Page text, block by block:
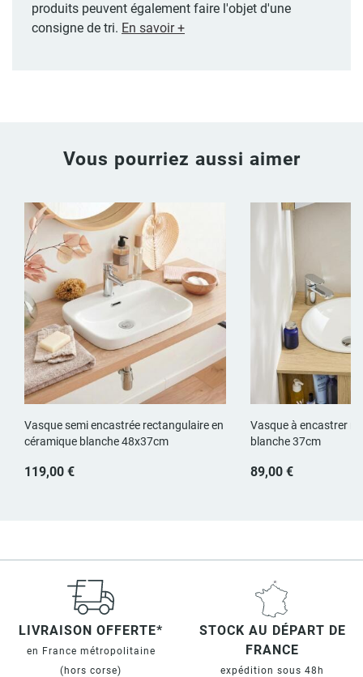
produits peuvent également faire l'objet d'une
consigne de tri. En savoir +
Vous pourriez aussi aimer
Vasque semi encastrée rectangulaire en
céramique blanche 48x37cm
119,00 €
Vasque à encastrer
blanche 37cm
89,00 €
LIVRAISON OFFERTE*
en France métropolitaine
(hors corse)
STOCK AU DÉPART DE
FRANCE
expédition sous 48h